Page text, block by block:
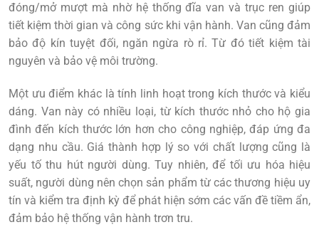
đóng/mở mượt mà nhờ hệ thống đĩa van và trục ren giúp
tiết kiệm thời gian và công sức khi vận hành. Van cũng đảm
bảo độ kín tuyệt đối, ngăn ngừa rò rỉ. Từ đó tiết kiệm tài
nguyên và bảo vệ môi trường.
Một ưu điểm khác là tính linh hoạt trong kích thước và kiểu
dáng. Van này có nhiều loại, từ kích thước nhỏ cho hộ gia
đình đến kích thước lớn hơn cho công nghiệp, đáp ứng đa
dạng nhu cầu. Giá thành hợp lý so với chất lượng cũng là
yếu tố thu hút người dùng. Tuy nhiên, để tối ưu hóa hiệu
suất, người dùng nên chọn sản phẩm từ các thương hiệu uy
tín và kiểm tra định kỳ để phát hiện sớm các vấn đề tiềm ẩn,
đảm bảo hệ thống vận hành trơn tru.